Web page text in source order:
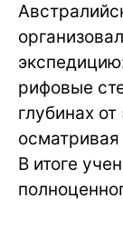
рифовые
глубинах
В итоге